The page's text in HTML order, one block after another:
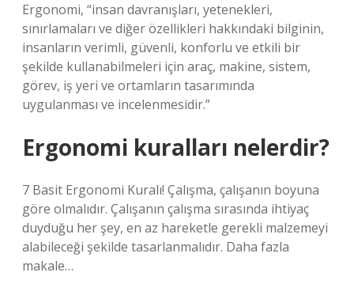
Ergonomi, “insan davranışları, yetenekleri,
sınırlamaları ve diğer özellikleri hakkındaki bilginin,
insanların verimli, güvenli, konforlu ve etkili bir
şekilde kullanabilmeleri için araç, makine, sistem,
görev, iş yeri ve ortamların tasarımında
uygulanması ve incelenmesidir.”
Ergonomi kuralları nelerdir?
7 Basit Ergonomi Kuralı! Çalışma, çalışanın boyuna
göre olmalıdır. Çalışanın çalışma sırasında ihtiyaç
duyduğu her şey, en az hareketle gerekli malzemeyi
alabileceği şekilde tasarlanmalıdır. Daha fazla
makale…